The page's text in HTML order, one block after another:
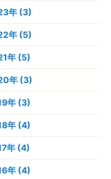
年 (3)
年 (5)
年 (5)
年 (3)
年 (3)
年 (4)
年 (4)
年 (4)